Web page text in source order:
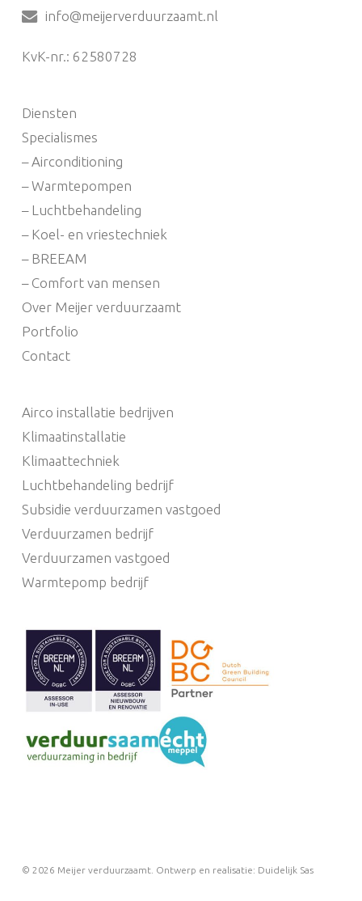
info@meijerverduurzaamt.nl
KvK-nr.: 62580728
Diensten
Specialismes
– Airconditioning
– Warmtepompen
– Luchtbehandeling
– Koel- en vriestechniek
– BREEAM
– Comfort van mensen
Over Meijer verduurzaamt
Portfolio
Contact
Airco installatie bedrijven
Klimaatinstallatie
Klimaattechniek
Luchtbehandeling bedrijf
Subsidie verduurzamen vastgoed
Verduurzamen bedrijf
Verduurzamen vastgoed
Warmtepomp bedrijf
© 2026 Meijer verduurzaamt. Ontwerp en realisatie: Duidelijk Sas